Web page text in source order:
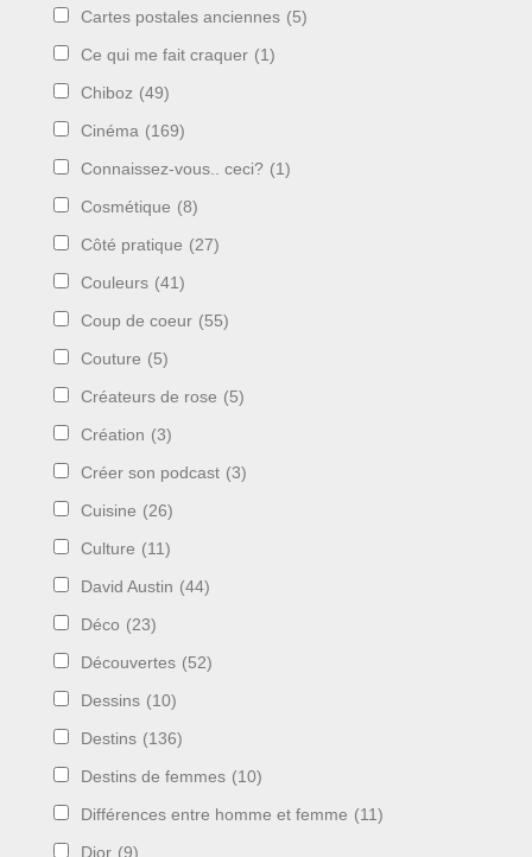
Cartes postales anciennes (5)
Ce qui me fait craquer (1)
Chiboz (49)
Cinéma (169)
Connaissez-vous.. ceci? (1)
Cosmétique (8)
Côté pratique (27)
Couleurs (41)
Coup de coeur (55)
Couture (5)
Créateurs de rose (5)
Création (3)
Créer son podcast (3)
Cuisine (26)
Culture (11)
David Austin (44)
Déco (23)
Découvertes (52)
Dessins (10)
Destins (136)
Destins de femmes (10)
Différences entre homme et femme (11)
Dior (9)